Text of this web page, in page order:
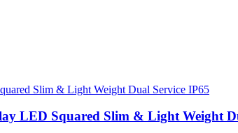
LED Squared Slim & Light Weight